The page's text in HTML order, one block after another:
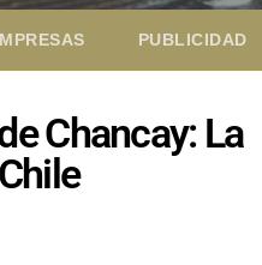
PUBLICIDAD
Chancay: La